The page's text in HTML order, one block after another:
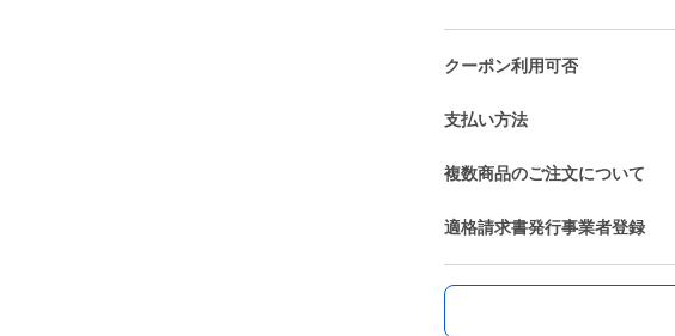
クーポン利用可否
支払い方法
複数商品のご注文について
適格請求書発行事業者登録